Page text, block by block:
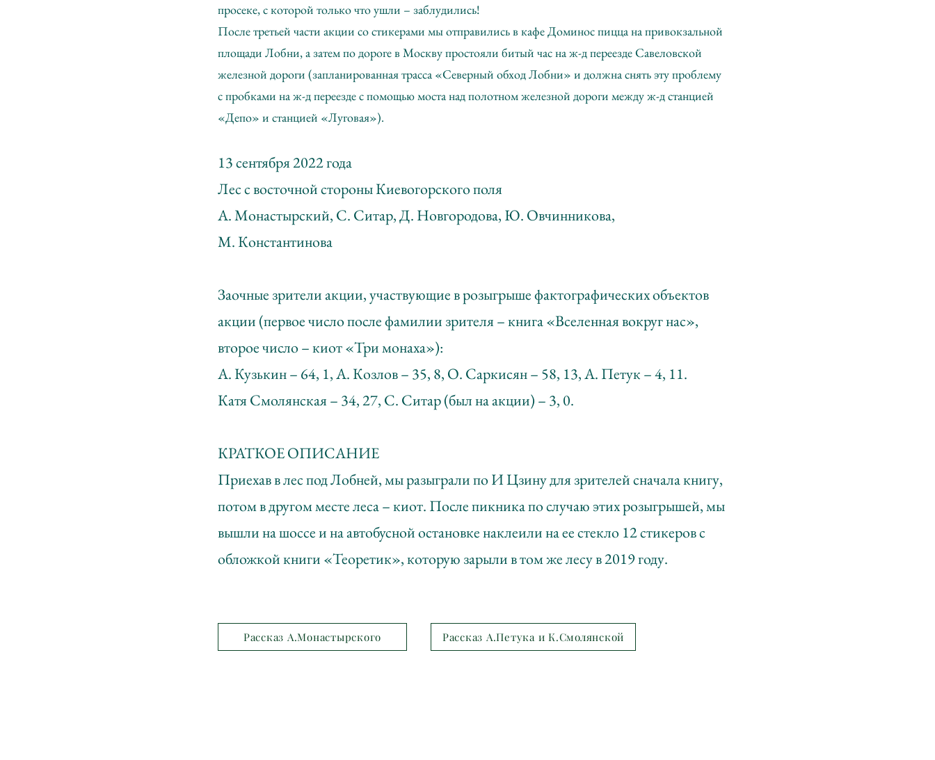
просеке, с которой только что ушли – заблудились!
После третьей части акции со стикерами мы отправились в кафе Доминос пицца на привокзальной
площади Лобни, а затем по дороге в Москву простояли битый час на ж-д переезде Савеловской
железной дороги (запланированная трасса «Северный обход Лобни» и должна снять эту проблему
с пробками на ж-д переезде с помощью моста над полотном железной дороги между ж-д станцией
«Депо» и станцией «Луговая»).
13 сентября 2022 года
Лес с восточной стороны Киевогорского поля
А. Монастырский, С. Ситар, Д. Новгородова, Ю. Овчинникова,
М. Константинова
Заочные зрители акции, участвующие в розыгрыше фактографических объектов
акции (первое число после фамилии зрителя – книга «Вселенная вокруг нас»,
второе число – киот «Три монаха»):
А. Кузькин – 64, 1, А. Козлов – 35, 8, О. Саркисян – 58, 13, А. Петук – 4, 11.
Катя Смолянская – 34, 27, С. Ситар (был на акции) – 3, 0.
КРАТКОЕ ОПИСАНИЕ
Приехав в лес под Лобней, мы разыграли по И Цзину для зрителей сначала книгу,
потом в другом месте леса – киот. После пикника по случаю этих розыгрышей, мы
вышли на шоссе и на автобусной остановке наклеили на ее стекло 12 стикеров с
обложкой книги «Теоретик», которую зарыли в том же лесу в 2019 году.
Рассказ А.Монастырского Рассказ А.Петука и К.Смолянской